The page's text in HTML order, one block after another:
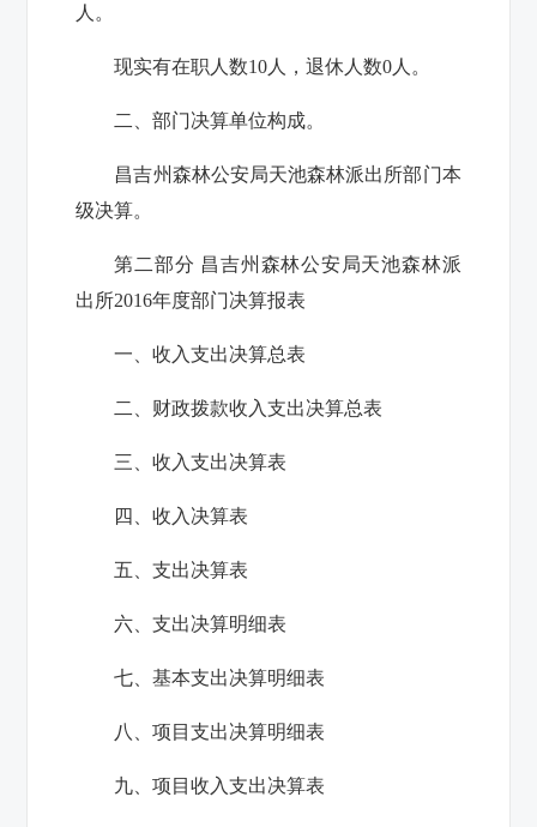
人。
现实有在职人数10人，退休人数0人。
二、部门决算单位构成。
昌吉州森林公安局天池森林派出所部门本
级决算。
第二部分 昌吉州森林公安局天池森林派
出所2016年度部门决算报表
一、收入支出决算总表
二、财政拨款收入支出决算总表
三、收入支出决算表
四、收入决算表
五、支出决算表
六、支出决算明细表
七、基本支出决算明细表
八、项目支出决算明细表
九、项目收入支出决算表